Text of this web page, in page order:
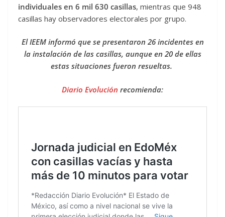
individuales en 6 mil 630 casillas, mientras que 948
casillas hay observadores electorales por grupo.
El IEEM informó que se presentaron 26 incidentes en
la instalación de las casillas, aunque en 20 de ellas
estas situaciones fueron resueltas.
Diario Evolución recomienda: